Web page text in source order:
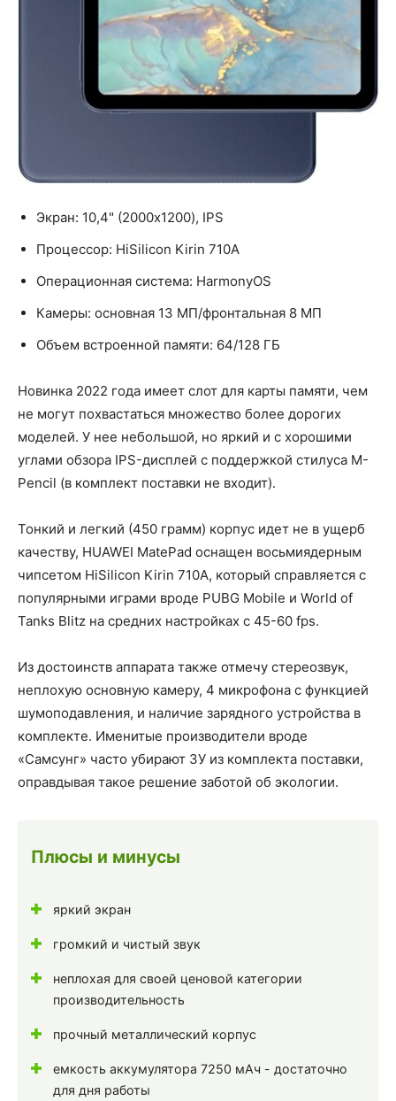
Экран: 10,4" (2000x1200), IPS
Процессор: HiSilicon Kirin 710A
Операционная система: HarmonyOS
Камеры: основная 13 МП/фронтальная 8 МП
Объем встроенной памяти: 64/128 ГБ
Новинка 2022 года имеет слот для карты памяти, чем
не могут похвастаться множество более дорогих
моделей. У нее небольшой, но яркий и с хорошими
углами обзора IPS-дисплей с поддержкой стилуса M-
Pencil (в комплект поставки не входит).
Тонкий и легкий (450 грамм) корпус идет не в ущерб
качеству, HUAWEI MatePad оснащен восьмиядерным
чипсетом HiSilicon Kirin 710A, который справляется с
популярными играми вроде PUBG Mobile и World of
Tanks Blitz на средних настройках с 45-60 fps.
Из достоинств аппарата также отмечу стереозвук,
неплохую основную камеру, 4 микрофона с функцией
шумоподавления, и наличие зарядного устройства в
комплекте. Именитые производители вроде
«Самсунг» часто убирают ЗУ из комплекта поставки,
оправдывая такое решение заботой об экологии.
Плюсы и минусы
яркий экран
громкий и чистый звук
неплохая для своей ценовой категории
производительность
прочный металлический корпус
емкость аккумулятора 7250 мАч - достаточно
для дня работы